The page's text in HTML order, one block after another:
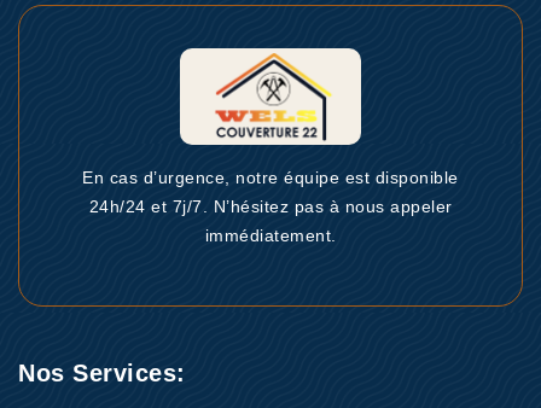
En cas d’urgence, notre équipe est disponible
24h/24 et 7j/7. N’hésitez pas à nous appeler
immédiatement.
Nos Services: